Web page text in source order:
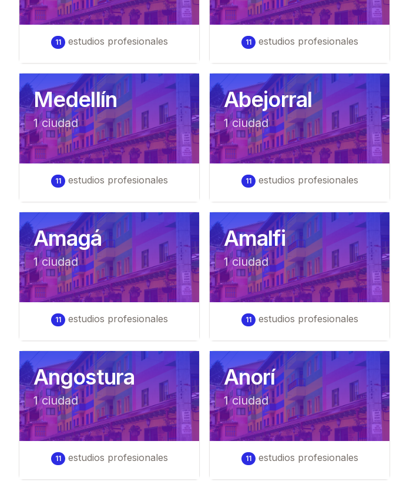
11 estudios profesionales 11 estudios profesionales
Medellín
1ciudad
11 estudios profesionales
Abejorral
1ciudad
11 estudios profesionales
Amagá
1ciudad
11 estudios profesionales
Amalfi
1ciudad
11 estudios profesionales
Angostura
1ciudad
11 estudios profesionales
Anorí
1ciudad
11 estudios profesionales